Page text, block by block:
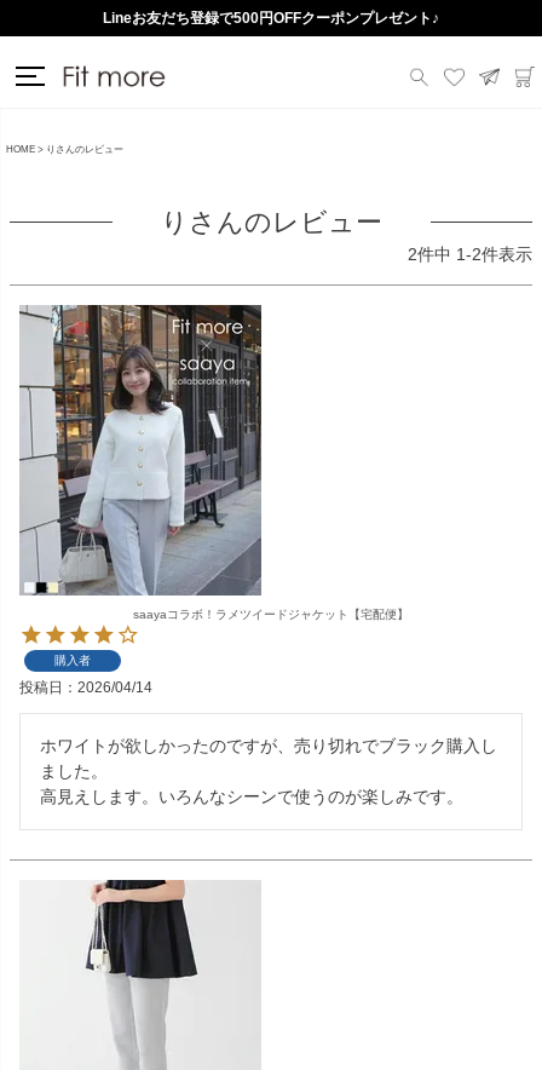
Lineお友だち登録で500円OFFクーポンプレゼント♪
HOME りさんのレビュー
りさんのレビュー
2件中 1-2件表示
saayaコラボ！ラメツイードジャケット【宅配便】
購入者
投稿日 2026/04/14
ホワイトが欲しかったのですが、売り切れでブラック購入し
ました。
高見えします。いろんなシーンで使うのが楽しみです。